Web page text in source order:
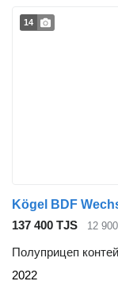
14
Kögel BDF
137 400 TJS
12
Полуприцеп
2022